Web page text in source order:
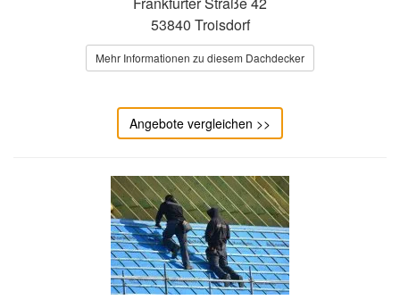
53840 Troisdorf
Mehr Informationen zu diesem Dachdecker
Angebote vergleichen >>